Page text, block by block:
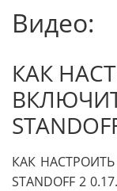
Видео:
КАК
КАК
STANDOFF 2